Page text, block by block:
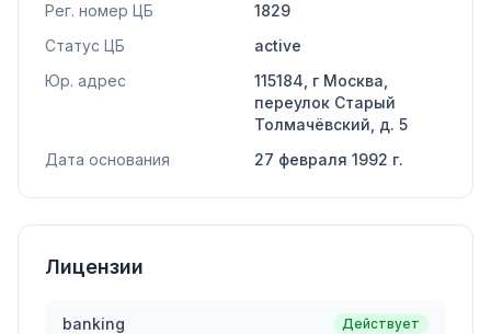
Рег. номер ЦБ
1829
Статус ЦБ
active
Юр. адрес
115184, г Москва,
переулок Старый
Толмачёвский, д. 5
Дата основания
27 февраля 1992 г.
Лицензии
banking Действует